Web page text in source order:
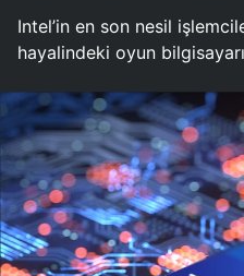
Intel’in en son nesil
hayalindeki oyun